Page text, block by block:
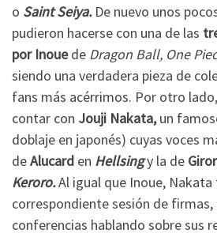
o Saint Seiya.De nuevo unos
pudieron hacerse con una de las
por Inouede Dragon Ball, One
siendo una verdadera pieza de
fans más acérrimos. Por otro
contar con Jouji Nakata,un
doblaje en japonés) cuyas voces
deAlucard en Hellsingy la de
Keroro.Al igual que Inoue,
correspondiente sesión de firmas,
conferencias hablando sobre sus